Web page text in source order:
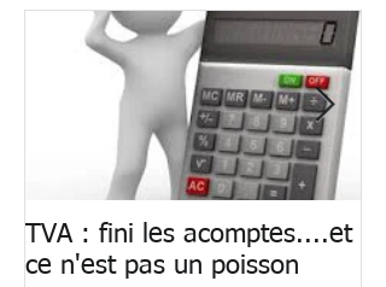
TVA : fini les acomptes....et
ce n'est pas un poisson